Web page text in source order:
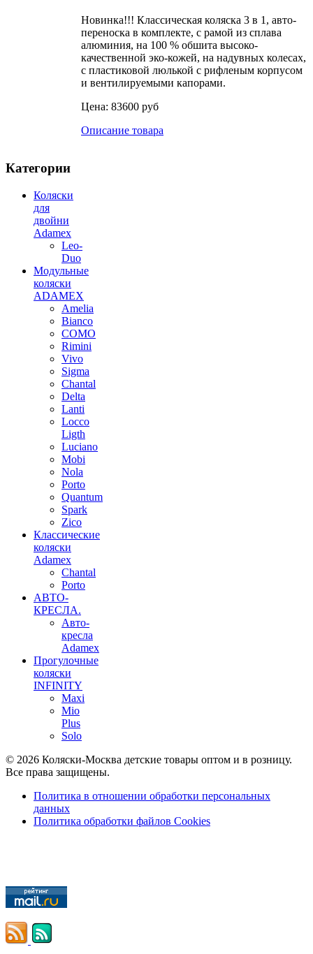
Новинка!!! Классическая коляска 3 в 1, авто-
переноска в комплекте, с рамой из сплава
алюминия, на 100 % обшита высоко-
качественной эко-кожей, на надувных колесах,
с пластиковой люлькой с рифленым корпусом
и вентилируемыми капорами.
Цена: 83600 руб
Описание товара
Категории
Коляски
для
двойни
Adamex
Leo-
Duo
Модульные
коляски
ADAMEX
Amelia
Bianco
COMO
Rimini
Vivo
Sigma
Chantal
Delta
Lanti
Locco
Ligth
Luciano
Mobi
Nola
Porto
Quantum
Spark
Zico
Классические
коляски
Adamex
Chantal
Porto
АВТО-
КРЕСЛА.
Авто-
кресла
Adamex
Прогулочные
коляски
INFINITY
Maxi
Mio
Plus
Solo
© 2026 Коляски-Москва детские товары оптом и в розницу.
Все права защищены.
Политика в отношении обработки персональных
данных
Политика обработки файлов Cookies